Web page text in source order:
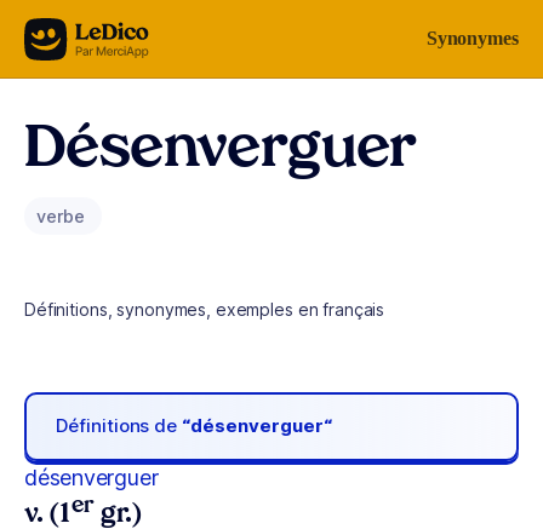
Aller au contenu Synonymes
Désenverguer
verbe
Définitions, synonymes, exemples en français
Définitions de “désenverguer“
désenverguer
v. (1er gr.)